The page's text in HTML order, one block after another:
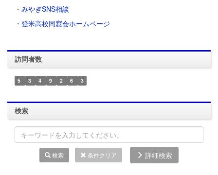
・ みやぎSNS相談
・登米高校同窓会ホームページ
訪問者数
5 3 4 9 2 6 3
検索
検索 条件クリア 詳細検索